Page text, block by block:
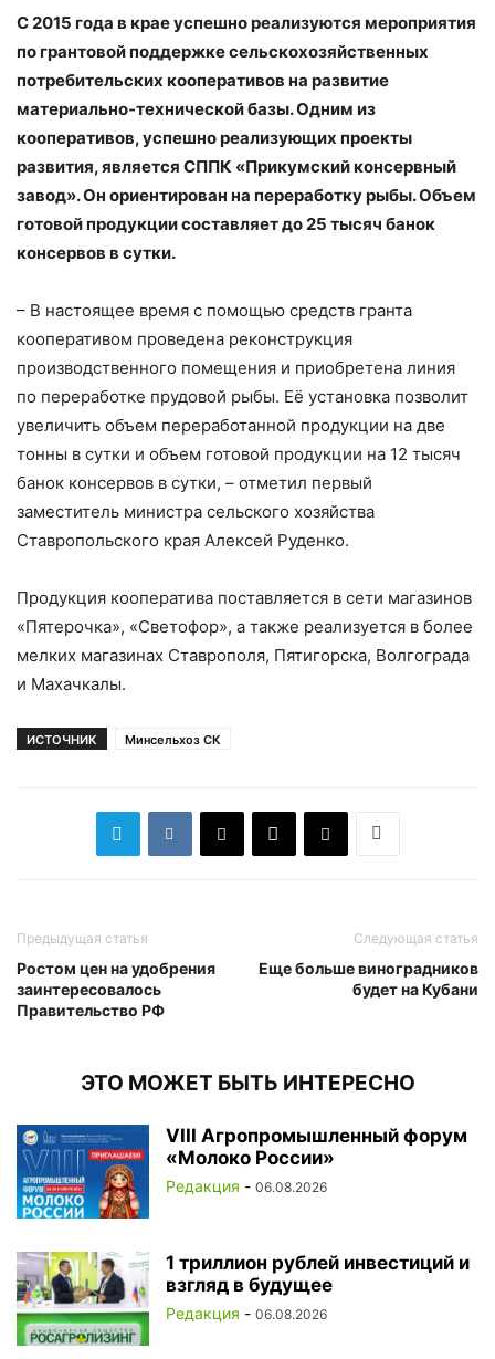
С 2015 года в крае успешно реализуются мероприятия
по грантовой поддержке сельскохозяйственных
потребительских кооперативов на развитие
материально-технической базы. Одним из
кооперативов, успешно реализующих проекты
развития, является СППК «Прикумский консервный
завод». Он ориентирован на переработку рыбы. Объем
готовой продукции составляет до 25 тысяч банок
консервов в сутки.
– В настоящее время с помощью средств гранта
кооперативом проведена реконструкция
производственного помещения и приобретена линия
по переработке прудовой рыбы. Её установка позволит
увеличить объем переработанной продукции на две
тонны в сутки и объем готовой продукции на 12 тысяч
банок консервов в сутки, – отметил первый
заместитель министра сельского хозяйства
Ставропольского края Алексей Руденко.
Продукция кооператива поставляется в сети магазинов
«Пятерочка», «Светофор», а также реализуется в более
мелких магазинах Ставрополя, Пятигорска, Волгограда
и Махачкалы.
ИСТОЧНИК Минсельхоз СК
Предыдущая статья
Ростом цен на удобрения
заинтересовалось
Правительство РФ
Следующая статья
Еще больше виноградников
будет на Кубани
ЭТО МОЖЕТ БЫТЬ ИНТЕРЕСНО
VIII Агропромышленный форум
«Молоко России»
Редакция - 06.08.2026
1 триллион рублей инвестиций и
взгляд в будущее
Редакция - 06.08.2026